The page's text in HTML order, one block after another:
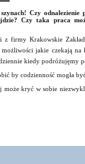
Czy odnalezienie
Czy taka praca
z firmy Krakowskie
jakie czekają na
kiedy podróżujęmy
by codzienność mogła
może kryć w sobie